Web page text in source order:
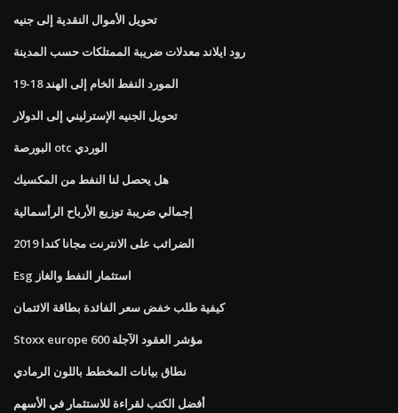
تحويل الأموال النقدية إلى جنيه
رود ايلاند معدلات ضريبة الممتلكات حسب المدينة
المورد النفط الخام إلى الهند 18-19
تحويل الجنيه الإسترليني إلى الدولار
البورصة otc الوردي
هل يحصل لنا النفط من المكسيك
إجمالي ضريبة توزيع الأرباح الرأسمالية
الضرائب على الانترنت مجانا كندا 2019
Esg استثمار النفط والغاز
كيفية طلب خفض سعر الفائدة بطاقة الائتمان
Stoxx europe 600 مؤشر العقود الآجلة
نطاق بيانات المخطط باللون الرمادي
أفضل الكتب لقراءة للاستثمار في الأسهم